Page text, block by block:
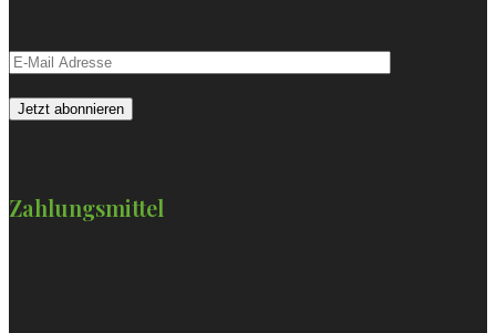
Zahlungsmittel